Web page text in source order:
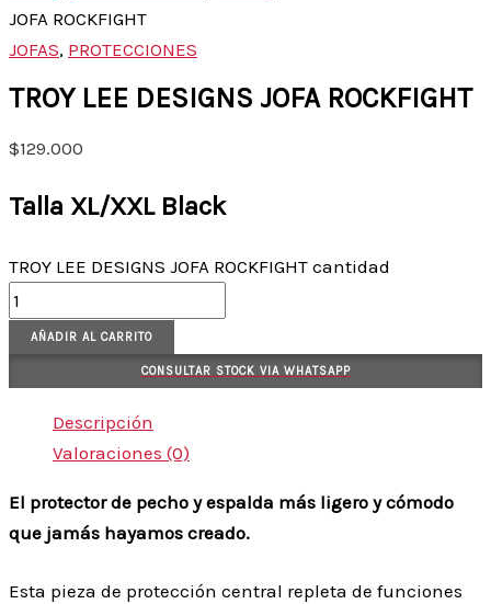
JOFA ROCKFIGHT
JOFAS, PROTECCIONES
TROY LEE DESIGNS JOFA ROCKFIGHT
$129.000
Talla XL/XXL Black
TROY LEE DESIGNS JOFA ROCKFIGHT cantidad
AÑADIR AL CARRITO
CONSULTAR STOCK VIA WHATSAPP
Descripción
Valoraciones (0)
El protector de pecho y espalda más ligero y cómodo
que jamás hayamos creado.
Esta pieza de protección central repleta de funciones